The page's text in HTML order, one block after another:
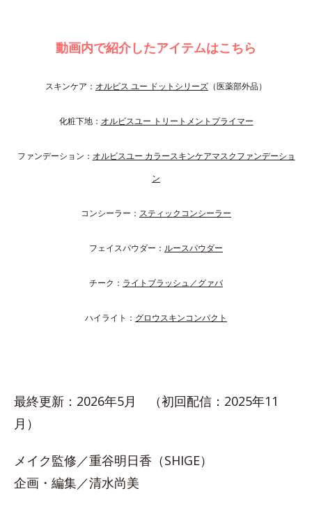
動画内で紹介したアイテムはこちら
スキンケア： オルビス ユー ドットシリーズ （医薬部外品）
化粧下地： オルビスユー トリートメントプライマー
ファンデーション： オルビスユー カラースキンケアマスクファンデーショ
ン
コンシーラー： スティックコンシーラー
フェイスパウダー： ルースパウダー
チーク： ライトブラッシュ／グァバ
ハイライト： グロウスキンコンパクト
最終更新：2026年5月 （初回配信：2025年11
月）
メイク監修／重谷明日香（SHIGE）
企画・編集／清水尚美